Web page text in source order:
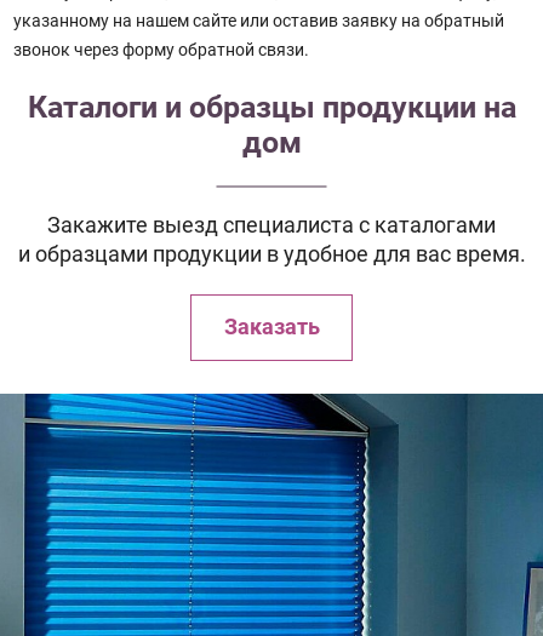
указанному на нашем сайте или оставив заявку на обратный
звонок через форму обратной связи.
Каталоги и образцы продукции на
дом
Закажите выезд специалиста с каталогами
и образцами продукции в удобное для вас время.
Заказать